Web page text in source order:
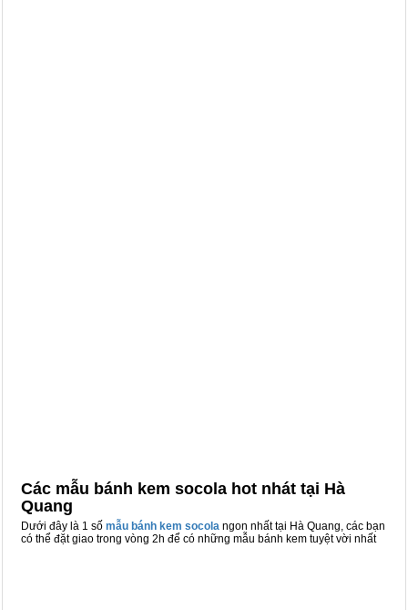
Các mẫu bánh kem socola hot nhát tại Hà
Quang
Dưới đây là 1 số mẫu bánh kem socola ngon nhất tại Hà Quang, các bạn
có thể đặt giao trong vòng 2h để có những mẫu bánh kem tuyệt vời nhất